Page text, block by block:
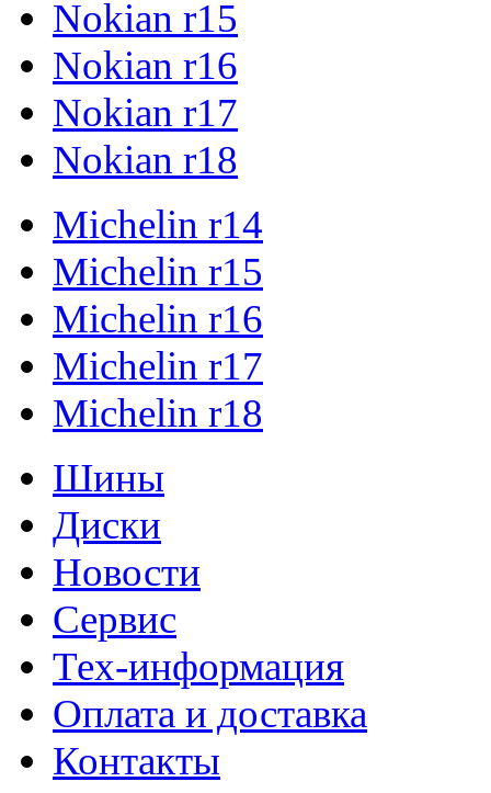
Nokian r15
Nokian r16
Nokian r17
Nokian r18
Michelin r14
Michelin r15
Michelin r16
Michelin r17
Michelin r18
Шины
Диски
Новости
Сервис
Тех-информация
Оплата и доставка
Контакты